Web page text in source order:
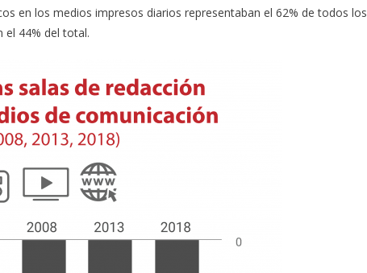
en los medios impresos diarios representaban el 62% de todos los
el 44% del total.